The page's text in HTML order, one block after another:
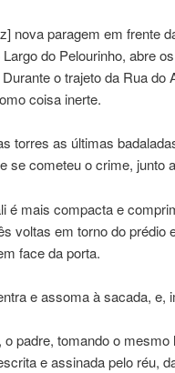
nova paragem em frente
do Pelourinho, abre
o trajeto da Rua
coisa inerte.
torres as últimas
se cometeu o crime, junto
é mais compacta e
voltas em torno do prédio
face da porta.
e assoma à sacada, e,
o padre, tomando o
e assinada pelo réu,